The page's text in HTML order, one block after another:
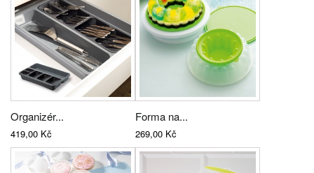
Organizér...
419,00 Kč
Forma na...
269,00 Kč